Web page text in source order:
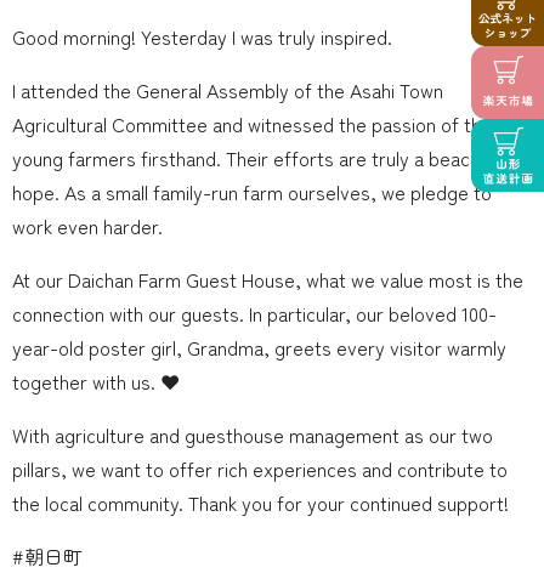
Good morning! Yesterday I was truly inspired.
I attended the General Assembly of the Asahi Town
Agricultural Committee and witnessed the passion of the
young farmers firsthand. Their efforts are truly a beacon of
hope. As a small family-run farm ourselves, we pledge to
work even harder. ‍
At our Daichan Farm Guest House, what we value most is the
connection with our guests. In particular, our beloved 100-
year-old poster girl, Grandma, greets every visitor warmly
together with us. ❤️
With agriculture and guesthouse management as our two
pillars, we want to offer rich experiences and contribute to
the local community. Thank you for your continued support!
#朝日町